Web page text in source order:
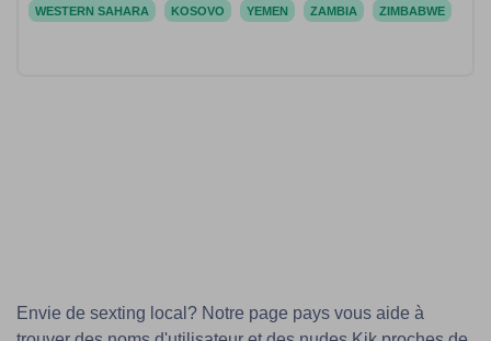
WESTERN SAHARA KOSOVO YEMEN ZAMBIA ZIMBABWE
Envie de sexting local? Notre page pays vous aide à